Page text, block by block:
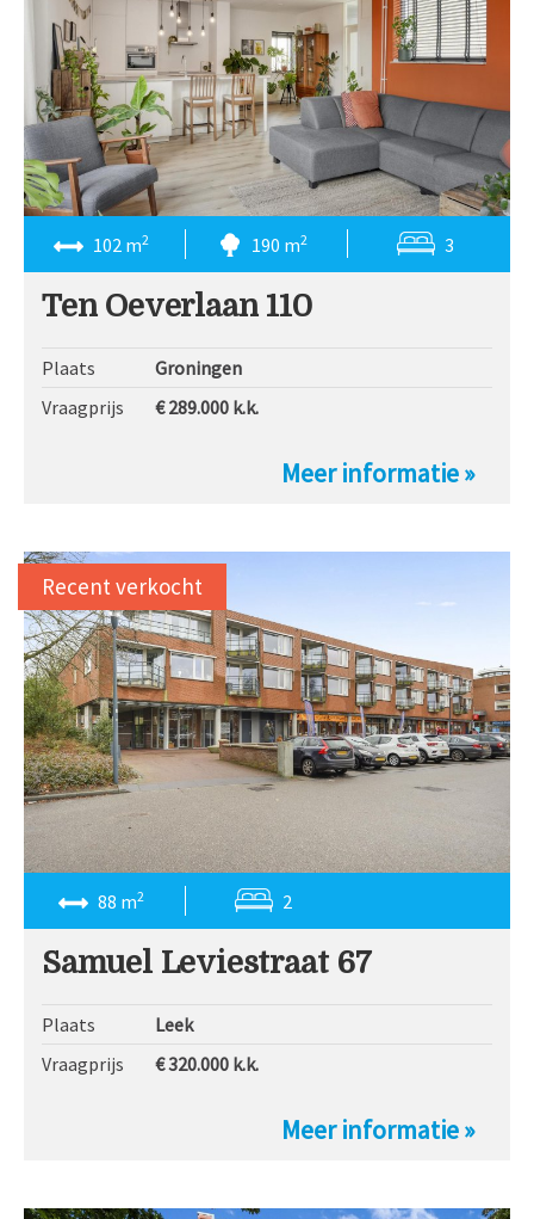
102 m2 190 m2 3
Ten Oeverlaan 110
Plaats
Groningen
Vraagprijs
€ 289.000 k.k.
Meer informatie »
88 m2 2
Samuel Leviestraat 67
Plaats
Leek
Vraagprijs
€ 320.000 k.k.
Meer informatie »
Recent verkocht